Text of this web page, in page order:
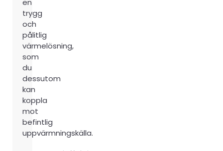
en
trygg
och
pålitlig
värmelösning,
som
du
dessutom
kan
koppla
mot
befintlig
uppvärmningskälla.